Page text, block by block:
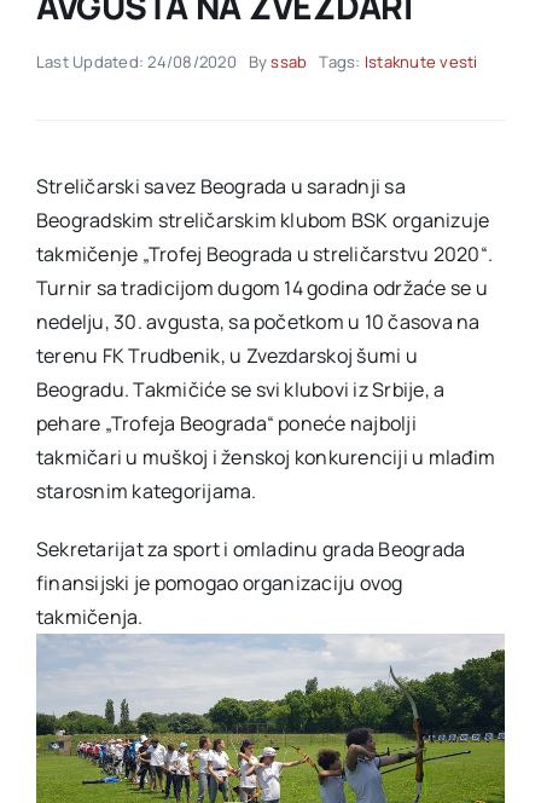
Akti SSAB
Last Updated: 24/08/2020 Byssab Tags: Istaknute vesti
Streličarski savez Beograda u saradnji sa
Beogradskim streličarskim klubom BSK organizuje
takmičenje „Trofej Beograda u streličarstvu 2020“.
Turnir sa tradicijom dugom 14 godina održaće se u
nedelju, 30. avgusta, sa početkom u 10 časova na
terenu FK Trudbenik, u Zvezdarskoj šumi u
Beogradu. Takmičiće se svi klubovi iz Srbije, a
pehare „Trofeja Beograda“ poneće najbolji
takmičari u muškoj i ženskoj konkurenciji u mlađim
starosnim kategorijama.
Sekretarijat za sport i omladinu grada Beograda
finansijski je pomogao organizaciju ovog
takmičenja.